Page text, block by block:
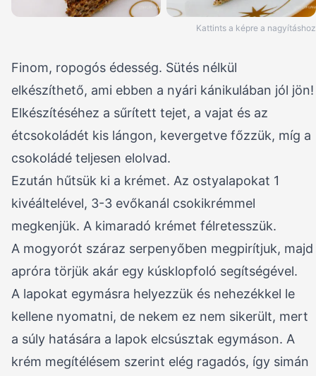
Kattints a képre a nagyításhoz
Finom, ropogós édesség. Sütés nélkül
elkészíthető, ami ebben a nyári kánikulában jól jön!
Elkészítéséhez a sűrített tejet, a vajat és az
étcsokoládét kis lángon, kevergetve főzzük, míg a
csokoládé teljesen elolvad.
Ezután hűtsük ki a krémet. Az ostyalapokat 1
kivéáltelével, 3-3 evőkanál csokikrémmel
megkenjük. A kimaradó krémet félretesszük.
A mogyorót száraz serpenyőben megpirítjuk, majd
apróra törjük akár egy kúsklopfoló segítségével.
A lapokat egymásra helyezzük és nehezékkel le
kellene nyomatni, de nekem ez nem sikerült, mert
a súly hatására a lapok elcsúsztak egymáson. A
krém megítélésem szerint elég ragadós, így simán